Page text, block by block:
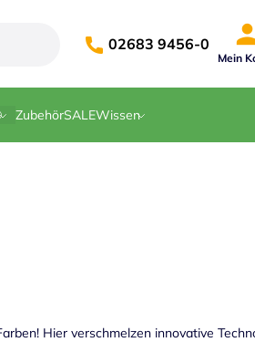
02683 9456-0
Mein
ZubehörSALEWissen
Hier verschmelzen innovative